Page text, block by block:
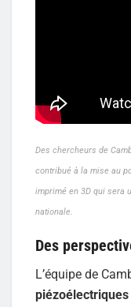
Des chercheurs de
contribué à la mise au
imprimé en 3D qui sera
nationale.
Des
L’équipe de
piézoélectriques